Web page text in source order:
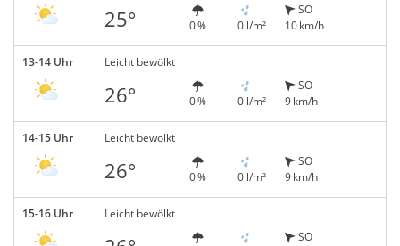
25° 0 % 0 l/m²
SO
10 km/h
13-14 Uhr Leicht bewölkt
26° 0 % 0 l/m²
SO
9 km/h
14-15 Uhr Leicht bewölkt
26° 0 % 0 l/m²
SO
9 km/h
15-16 Uhr Leicht bewölkt
SO